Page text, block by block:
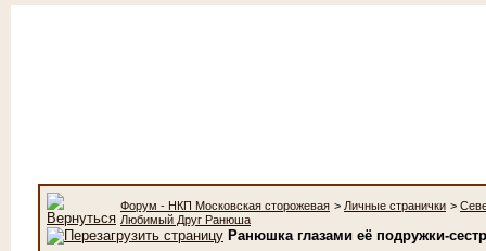
Форум - НКП Московская сторожевая > Личные странички >
Любимый Друг Ранюша
Ранюшка глазами её подружки-